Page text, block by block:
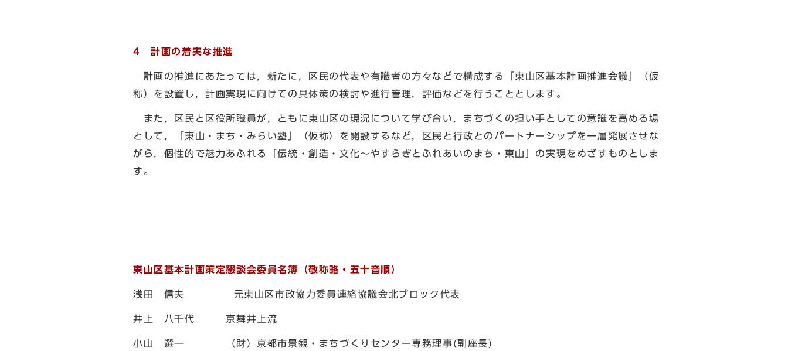
4 計画の着実な推進
計画の推進にあたっては，新たに，区民の代表や有識者の方々などで構成する「東山区基本計画推進会議」（仮
称）を設置し，計画実現に向けての具体策の検討や進行管理，評価などを行うこととします。
また，区民と区役所職員が，ともに東山区の現況について学び合い，まちづくの担い手としての意識を高める場
として，「東山・まち・みらい塾」（仮称）を開設するなど，区民と行政とのパートナーシップを一層発展させな
がら，個性的で魅力あふれる「伝統・創造・文化～やすらぎとふれあいのまち・東山」の実現をめざすものとしま
す。
東山区基本計画策定懇談会委員名簿（敬称略・五十音順）
浅田 信夫 元東山区市政協力委員連絡協議会北ブロック代表
井上 八千代 京舞井上流
小山 選一 （財）京都市景観・まちづくりセンター専務理事(副座長)